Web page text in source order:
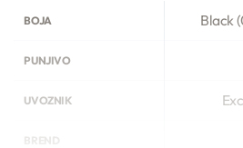
BOJA Black
PUNJIVO
UVOZNIK
BREND